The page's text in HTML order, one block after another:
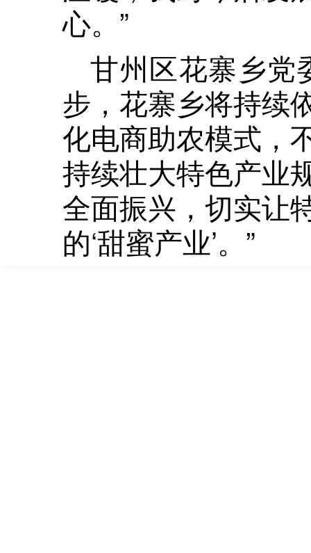
心。”
甘州区花寨乡党
步，花寨乡将持续
化电商助农模式，
持续壮大特色产业
全面振兴，切实让
的‘甜蜜产业’。”